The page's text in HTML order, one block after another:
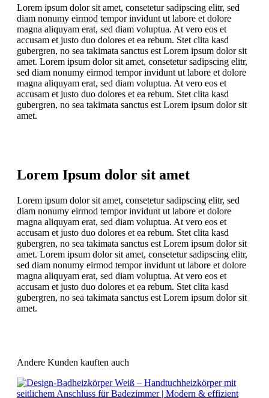
Lorem ipsum dolor sit amet, consetetur sadipscing elitr, sed
diam nonumy eirmod tempor invidunt ut labore et dolore
magna aliquyam erat, sed diam voluptua. At vero eos et
accusam et justo duo dolores et ea rebum. Stet clita kasd
gubergren, no sea takimata sanctus est Lorem ipsum dolor sit
amet. Lorem ipsum dolor sit amet, consetetur sadipscing elitr,
sed diam nonumy eirmod tempor invidunt ut labore et dolore
magna aliquyam erat, sed diam voluptua. At vero eos et
accusam et justo duo dolores et ea rebum. Stet clita kasd
gubergren, no sea takimata sanctus est Lorem ipsum dolor sit
amet.
Lorem Ipsum dolor sit amet
Lorem ipsum dolor sit amet, consetetur sadipscing elitr, sed
diam nonumy eirmod tempor invidunt ut labore et dolore
magna aliquyam erat, sed diam voluptua. At vero eos et
accusam et justo duo dolores et ea rebum. Stet clita kasd
gubergren, no sea takimata sanctus est Lorem ipsum dolor sit
amet. Lorem ipsum dolor sit amet, consetetur sadipscing elitr,
sed diam nonumy eirmod tempor invidunt ut labore et dolore
magna aliquyam erat, sed diam voluptua. At vero eos et
accusam et justo duo dolores et ea rebum. Stet clita kasd
gubergren, no sea takimata sanctus est Lorem ipsum dolor sit
amet.
Andere Kunden kauften auch